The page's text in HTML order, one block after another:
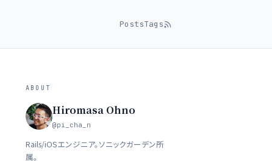
PostsTags
ABOUT
Hiromasa Ohno
@pi_cha_n
Rails/iOSエンジニア。ソニックガーデン所
属。